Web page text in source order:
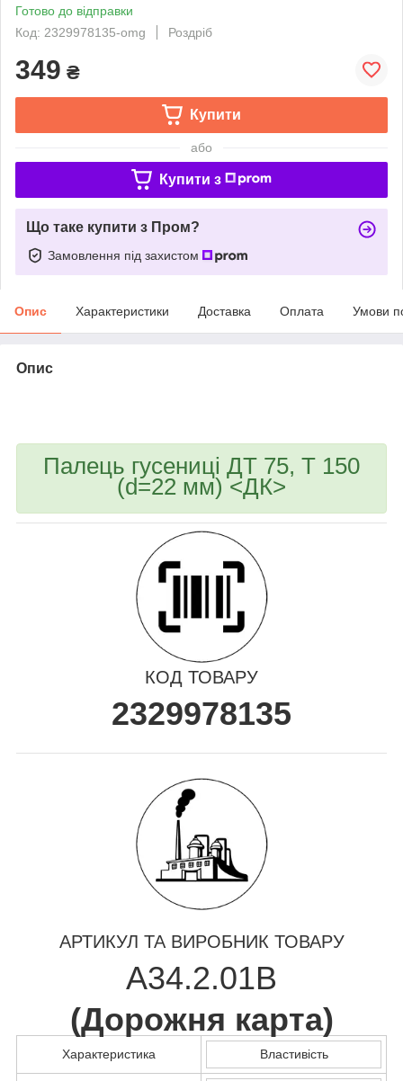
Готово до відправки
Код: 2329978135-omg
Роздріб
349 ₴
Купити
або
Купити з
Що таке купити з Пром?
Замовлення під захистом
Опис Характеристики Доставка Оплата Умови
Опис
Палець гусениці ДТ 75, Т 150
(d=22 мм) <ДК>
КОД ТОВАРУ
2329978135
АРТИКУЛ ТА ВИРОБНИК ТОВАРУ
А34.2.01В
(Дорожня карта)
Характеристика Властивість